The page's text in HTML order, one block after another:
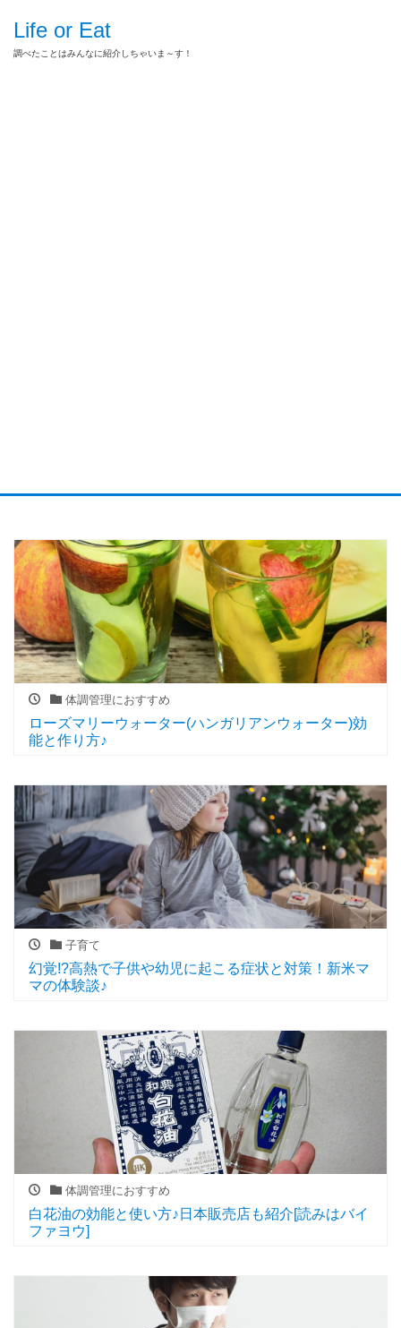
Life or Eat
調べたことはみんなに紹介しちゃいま～す！
体調管理におすすめ
ローズマリーウォーター(ハンガリアンウォーター)効
能と作り方♪
子育て
幻覚!?高熱で子供や幼児に起こる症状と対策！新米マ
マの体験談♪
体調管理におすすめ
白花油の効能と使い方♪日本販売店も紹介[読みはバイ
ファヨウ]